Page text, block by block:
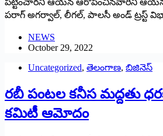
పరాగ్‌ అగర్వాల్‌, ‌లీగల్‌, ‌పాలసీ అండ్‌ ‌ట్రస్ట్
NEWS
October 29, 2022
Uncategorized, తెలంగాణ, బిజినెస్
రబీ పంటల కనీస మద్దతు
కమిటీ ఆమోదం